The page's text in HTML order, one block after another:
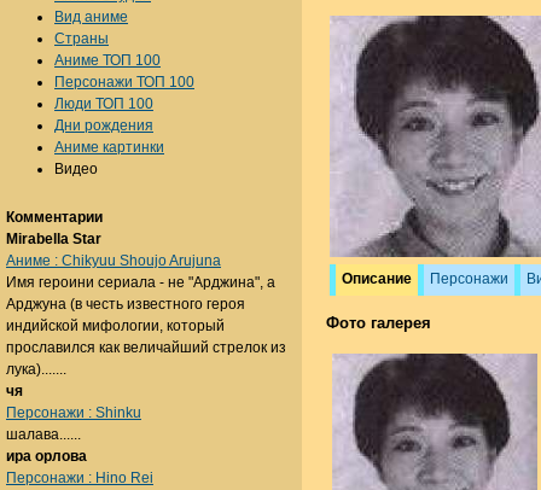
Описание Персонажи
Фото галерея
Вид аниме
Страны
Аниме ТОП 100
Персонажи ТОП 100
Люди ТОП 100
Дни рождения
Аниме картинки
Видео
Комментарии
Mirabella Star
Аниме : Chikyuu Shoujo Arujuna
Имя героини сериала - не "Арджина", а
Арджуна (в честь известного героя
индийской мифологии, который
прославился как величайший стрелок из
лука).......
чя
Персонажи : Shinku
шалава......
ира орлова
Персонажи : Hino Rei